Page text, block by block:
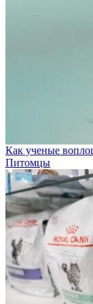
Как ученые
Питомцы